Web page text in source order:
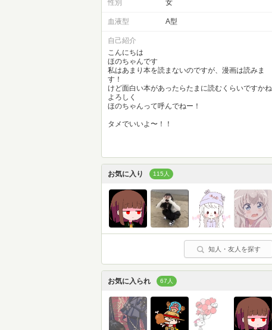
性別 女
血液型 A型
自己紹介
こんにちは
ほのちゃんです
私はあまり本を読まないのですが、漫画は読みま
す！
けど面白い本があったらたまに読むくらいですかね
よろしく
ほのちゃんって呼んでねー！
タメでいいよ〜！！
お気に入り 115人
知人・友人を探す
お気に入られ 67人